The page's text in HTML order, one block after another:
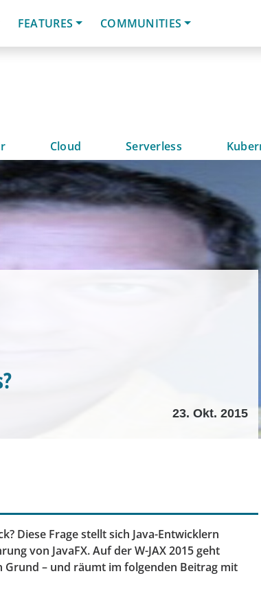
FEATURES COMMUNITIES
Cloud Serverless
23. Okt. 2015
Diese Frage stellt sich Java-Entwicklern
von JavaFX. Auf der W-JAX 2015 geht
Grund – und räumt im folgenden Beitrag mit